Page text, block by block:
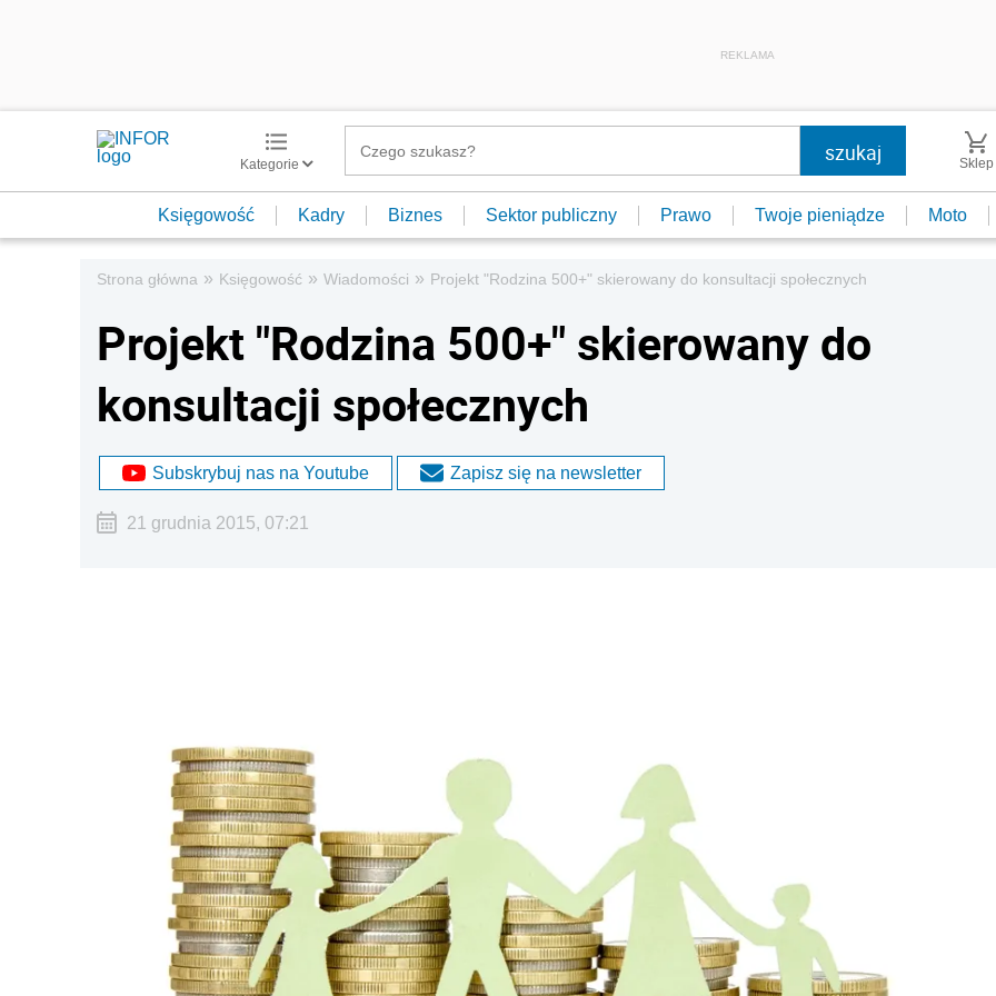
REKLAMA
Kategorie Sklep
Księgowość Kadry Biznes Sektor publiczny Prawo Twoje pieniądze Moto
Strona główna » Księgowość » Wiadomości » Projekt "Rodzina 500+" skierowany do konsultacji społecznych
Projekt "Rodzina 500+" skierowany do
konsultacji społecznych
Subskrybuj nas na Youtube Zapisz się na newsletter
21 grudnia 2015, 07:21